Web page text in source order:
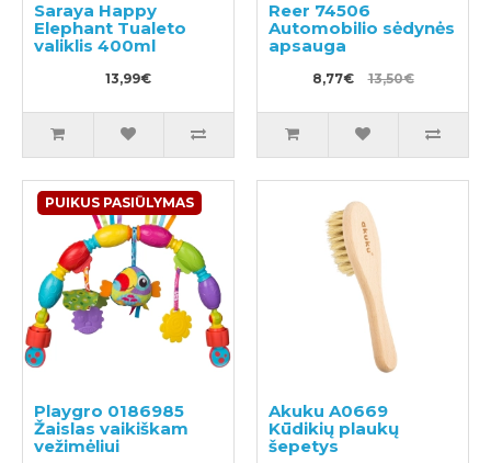
Saraya Happy
Elephant Tualeto
valiklis 400ml
13,99€
Reer 74506
Automobilio sėdynės
apsauga
8,77€ 13,50€
PUIKUS PASIŪLYMAS
Playgro 0186985
Žaislas vaikiškam
vežimėliui
Akuku A0669
Kūdikių plaukų
šepetys